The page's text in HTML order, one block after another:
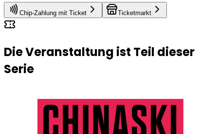
Chip-Zahlung mit Ticket Ticketmarkt
Die Veranstaltung ist Teil dieser
Serie